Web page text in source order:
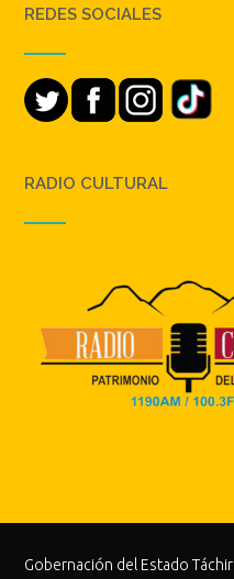
REDES SOCIALES
RADIO CULTURAL
Gobernación del Estado